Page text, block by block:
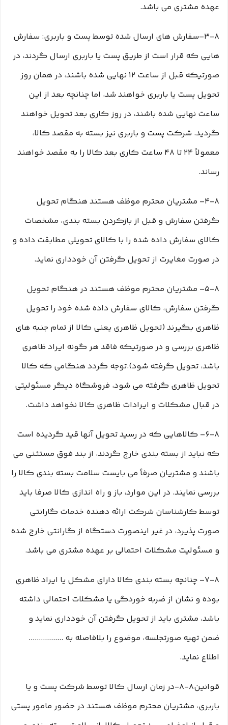
عهده مشتری می باشد.
۳-۸–سفارش های ارسال شده توسط پست و باربری: سفارش
هایی که قرار است از طریق پست یا باربری ارسال گردند، در
صورتیکه قبل از ساعت ۱۲ نهایی شده باشند، در همان روز
تحویل پست یا باربری خواهند شد، اما چنانچه بعد از این
ساعت نهایی شده باشند، در روز کاری بعد تحویل خواهند
گردید. شرکت پست و باربری نیز بسته به مقصد کالا،
معمولاً ۲۴ تا ۴۸ ساعت کاری بعد کالا را به مقصد خواهند
رساند.
۴-۸– مشتریان محترم موظف هستند هنگام تحویل
گرفتن سفارش و قبل از بازکردن بسته بندی، مشخصات
کالای سفارش داده شده را با کالای تحویلی مطابقت داده و
در صورت مغایرت از تحویل گرفتن آن خودداری نماید.
۵-۸– مشتریان محترم موظف هستند در هنگام تحویل
گرفتن سفارش، کالای سفارش داده شده خود را تحویل
ظاهری بگیرند (تحویل ظاهری یعنی کالا از تمام جنبه های
ظاهری بررسی و در صورتیکه فاقد هر گونه ایراد ظاهری
باشد، تحویل گرفته شود).توجه گردد هنگامی که کالا
تحویل ظاهری گرفته می شود، فروشگاه دیگر مسئولیتی
در قبال مشکلات و ایرادات ظاهری کالا نخواهد داشت.
۶-۸– کالاهایی که در رسید تحویل آنها قید گردیده است
که نباید از بسته بندی خارج گردند، از بند فوق مستثنی می
باشند و مشتریان صرفاً می بایست سلامت بسته بندی کالا را
بررسی نمایند. در این موارد، باز و راه اندازی کالا صرفا باید
توسط کارشناسان شرکت ارائه دهنده خدمات گارانتی
صورت پذیرد، در غیر اینصورت دستگاه از گارانتی خارج شده
و مسئولیت مشکلات احتمالی بر عهده مشتری می باشد.
۷-۸– چنانچه بسته بندی کالا دارای مشکل یا ایراد ظاهری
بوده و نشان از ضربه خوردگی یا مشکلات احتمالی داشته
باشد، مشتری باید از تحویل گرفتن آن خودداری نماید و
ضمن تهیه صورتجلسه، موضوع را بلافاصله به .................
اطلاع نماید.
قوانین۸-۸-در زمان ارسال کالا توسط شرکت پست و یا
باربری، مشتریان محترم موظف هستند در حضور مامور پستی